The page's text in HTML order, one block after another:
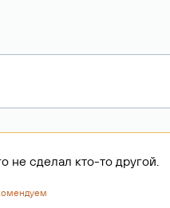
не сделал кто-то другой.